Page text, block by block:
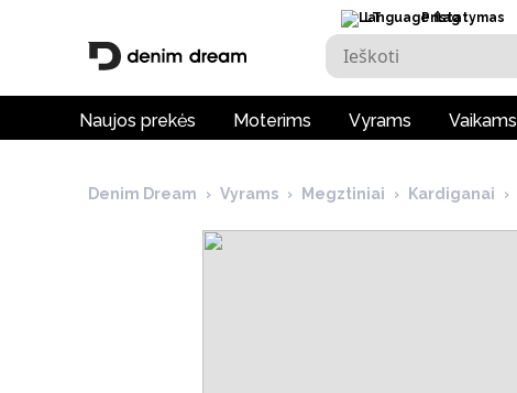
LT Pristatymas
Naujos prekės Moterims Vyrams Vaikams
Denim Dream › Vyrams › Megztiniai › Kardiganai ›